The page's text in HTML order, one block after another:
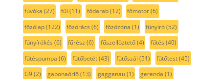
fúvóka (27) fül (11) fődarab(12) főmotor(6)
főzőlap(122) főzőrács (6) főzőzóna (1) fűnyíró(52)
fűnyírókés (6) fűrész (6) fűszellőztető(4) fűtés (40)
fűtéspumpa (6) fűtőbetét(43) fűtőszál (51) fűtőtest(45)
G9(2) gabonaörlő(13) gaggenau(1) gerenda (1)